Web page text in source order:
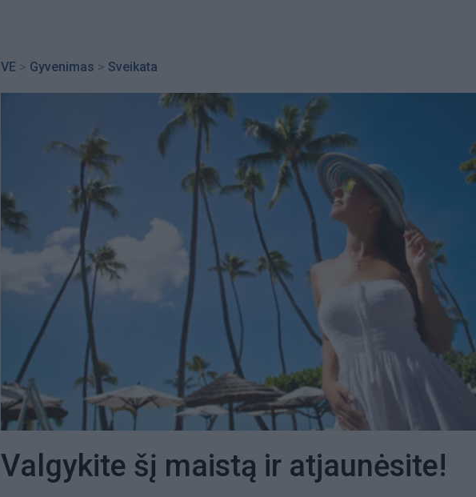
VE > Gyvenimas > Sveikata
Valgykite šį maistą ir atjaunėsite!